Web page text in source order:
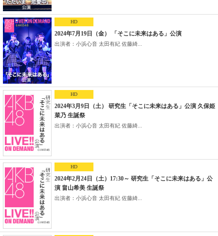
HD
2024年7月19日（金） 「そこに未来はある」公演
出演者：小浜心音 太田有紀 佐藤綺...
HD
2024年3月9日（土） 研究生「そこに未来はある」公演 久保姫
菜乃 生誕祭
出演者：小浜心音 太田有紀 佐藤綺...
HD
2024年2月24日（土）17:30～ 研究生「そこに未来はある」公
演 畠山希美 生誕祭
出演者：小浜心音 太田有紀 佐藤綺...